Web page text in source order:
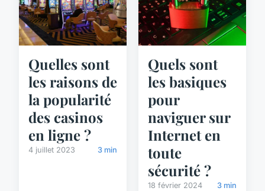
Quelles sont
les raisons de
la popularité
des casinos
en ligne ?
4 juillet 2023 3 min
Quels sont
les basiques
pour
naviguer sur
Internet en
toute
sécurité ?
18 février 2024 3 min